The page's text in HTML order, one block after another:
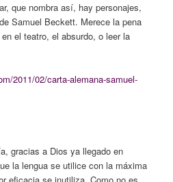
que nombra así, hay personajes,
Samuel Beckett. Merece la pena
el teatro, el absurdo, o leer la
2011/02/carta-alemana-samuel-
gracias a Dios ya llegado en
la lengua se utilice con la máxima